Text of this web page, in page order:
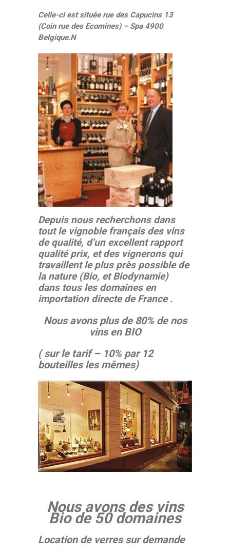
Celle-ci est située rue des Capucins 13
(Coin rue des Ecomines) – Spa 4900
Belgique.N
Depuis nous recherchons dans
tout le vignoble français des vins
de qualité, d’un excellent rapport
qualité prix, et des vignerons qui
travaillent le plus près possible de
la nature (Bio, et Biodynamie)
dans tous les domaines en
importation directe de France .
Nous avons plus de 80% de nos
vins en BIO
( sur le tarif – 10% par 12
bouteilles les mêmes)
Nous avons des vins
Bio de 50 domaines
Location de verres sur demande